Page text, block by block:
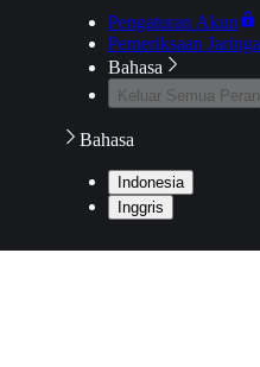
Pengaturan Akun
Pemeriksaan
Bahasa
Keluar Semua
Bahasa
Indonesia
Inggris